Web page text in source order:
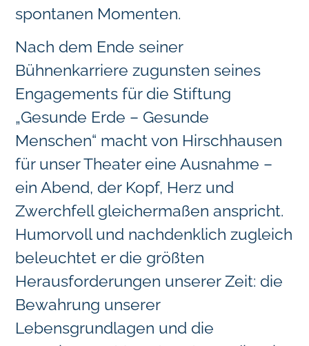
spontanen Momenten.
Nach dem Ende seiner
Bühnenkarriere zugunsten seines
Engagements für die Stiftung
„Gesunde Erde – Gesunde
Menschen“ macht von Hirschhausen
für unser Theater eine Ausnahme –
ein Abend, der Kopf, Herz und
Zwerchfell gleichermaßen anspricht.
Humorvoll und nachdenklich zugleich
beleuchtet er die größten
Herausforderungen unserer Zeit: die
Bewahrung unserer
Lebensgrundlagen und die